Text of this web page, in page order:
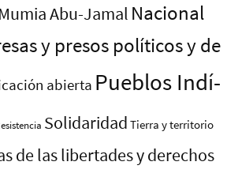
Mumia Abu-Jamal Nacional
y presos polí­ticos y de
abierta Pueblos Indí­
Solidaridad Tierra y territorio
de las libertades y derechos